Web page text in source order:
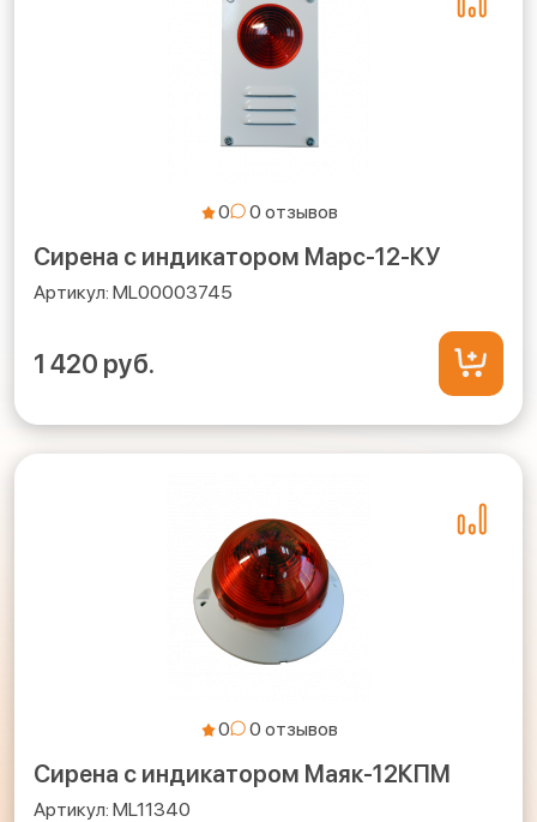
0
Сирена с индикатором Марс-12-КУ
ML00003745
1 420 руб.
0
Сирена с индикатором Маяк-12КПМ
ML11340